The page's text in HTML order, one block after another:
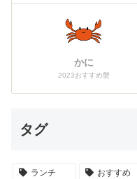
かに
2023おすすめ蟹
タグ
ランチ おすすめ